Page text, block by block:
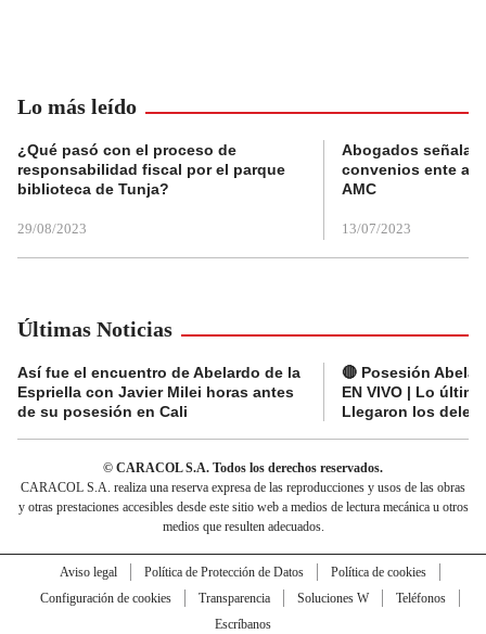
Lo más leído
¿Qué pasó con el proceso de
responsabilidad fiscal por el parque
biblioteca de Tunja?
29/08/2023
Abogados
convenios ente
AMC
13/07/2023
Últimas Noticias
Así fue el encuentro de Abelardo de la
Espriella con Javier Milei horas antes
de su posesión en Cali
🔴 Posesión
EN VIVO | Lo
Llegaron los
© CARACOL S.A. Todos los derechos reservados.
CARACOL S.A. realiza una reserva expresa de las reproducciones y usos de las obras
y otras prestaciones accesibles desde este sitio web a medios de lectura mecánica u otros
medios que resulten adecuados.
Aviso legal Política de Protección de Datos
Política de cookies
Configuración de cookies
Transparencia Soluciones W
Teléfonos
Escríbanos